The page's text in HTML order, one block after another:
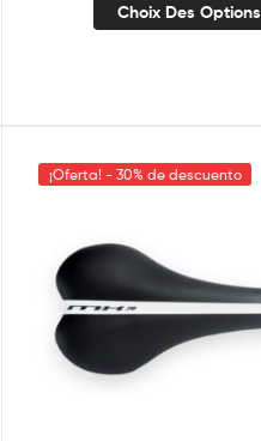
Choix Des Options
¡Oferta! - 30% de descuento